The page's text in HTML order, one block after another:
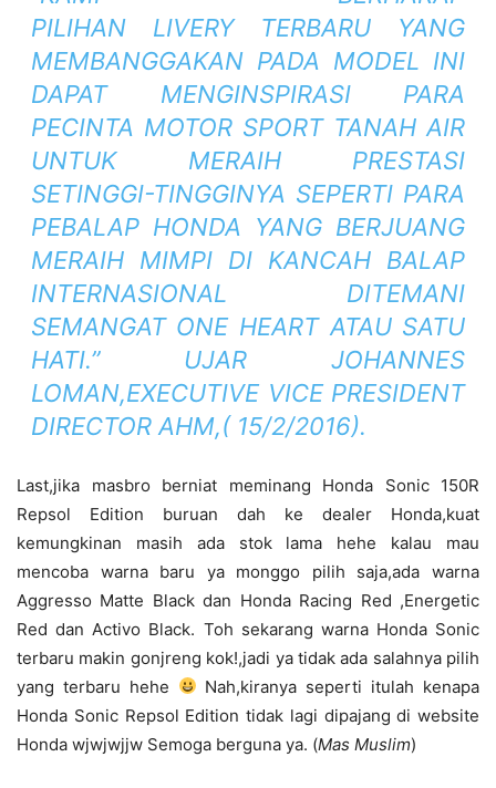
PILIHAN LIVERYTERBARU YANG
MEMBANGGAKAN PADA MODEL INI
DAPAT MENGINSPIRASI PARA
PECINTA MOTOR SPORT TANAH AIR
UNTUK MERAIH PRESTASI
SETINGGI-TINGGINYA SEPERTI PARA
PEBALAP HONDA YANG BERJUANG
MERAIH MIMPI DI KANCAH BALAP
INTERNASIONAL DITEMANI
SEMANGAT ONE HEART ATAU SATU
HATI.” UJAR JOHANNES
LOMAN,EXECUTIVE VICE PRESIDENT
DIRECTOR AHM,( 15/2/2016).
Last,jika masbro berniat meminang Honda Sonic 150R
Repsol Edition buruan dah ke dealer Honda,kuat
kemungkinan masih ada stok lama hehe kalau mau
mencoba warna baru ya monggo pilih saja,ada warna
Aggresso Matte Black dan Honda Racing Red ,Energetic
Red dan Activo Black. Toh sekarang warna Honda Sonic
terbaru makin gonjreng kok!,jadi ya tidak ada salahnya pilih
yang terbaru hehe
Nah,kiranya seperti itulah kenapa
Honda Sonic Repsol Edition tidak lagi dipajang di website
Honda wjwjwjjw Semoga berguna ya. (Mas Muslim)